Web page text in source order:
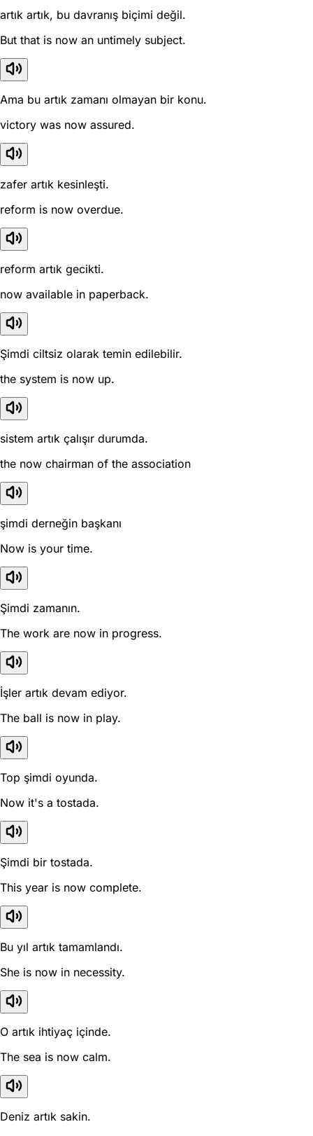
artık artık, bu davranış biçimi değil.
But that is now an untimely subject.
Ama bu artık zamanı olmayan bir konu.
victory was now assured.
zafer artık kesinleşti.
reform is now overdue.
reform artık gecikti.
now available in paperback.
Şimdi ciltsiz olarak temin edilebilir.
the system is now up.
sistem artık çalışır durumda.
the now chairman of the association
şimdi derneğin başkanı
Now is your time.
Şimdi zamanın.
The work are now in progress.
İşler artık devam ediyor.
The ball is now in play.
Top şimdi oyunda.
Now it's a tostada.
Şimdi bir tostada.
This year is now complete.
Bu yıl artık tamamlandı.
She is now in necessity.
O artık ihtiyaç içinde.
The sea is now calm.
Deniz artık sakin.